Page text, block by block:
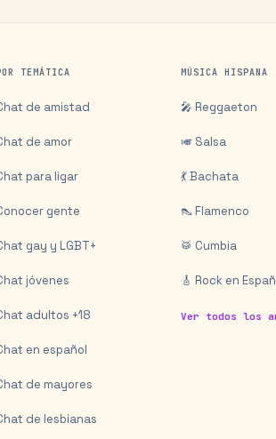
TEMÁTICA
de amistad
de amor
para ligar
gente
gay y LGBT+
jóvenes
adultos +18
en español
de mayores
de lesbianas
MÚSICA HISPANA
🎤 Reggaeton
🎺 Salsa
💃 Bachata
👠 Flamenco
🥁 Cumbia
🎸 Rock en
Ver todos los